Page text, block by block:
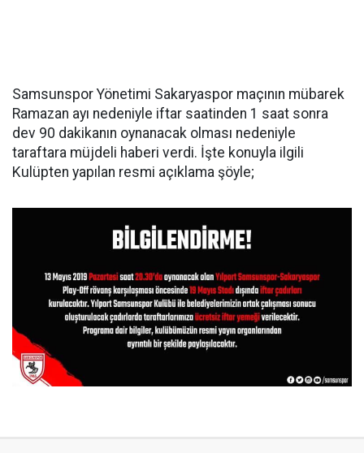
Samsunspor Yönetimi Sakaryaspor maçının mübarek
Ramazan ayı nedeniyle iftar saatinden 1 saat sonra
dev 90 dakikanın oynanacak olması nedeniyle
taraftara müjdeli haberi verdi. İşte konuyla ilgili
Kulüpten yapılan resmi açıklama şöyle;